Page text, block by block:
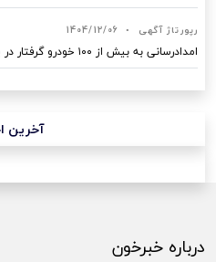
رپورتاژ آگهی •
1404/12/06
امدادرسانی به بیش از ۱۰۰ خودرو گرفتار در یک هفته اخیر در اهواز
آخرین
درباره خبرخون